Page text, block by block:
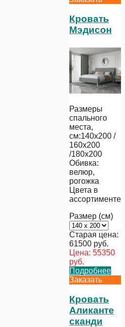
Кровать
Мэдисон
Размеры
спального
места,
см:140х200 /
160х200
/180х200
Обивка:
велюр,
рогожка
Цвета в
ассортименте
Размер (см)
Старая цена:
61500 руб.
Цена: 55350
руб.
Подробнее
Заказать
Кровать
Аликанте
сканди